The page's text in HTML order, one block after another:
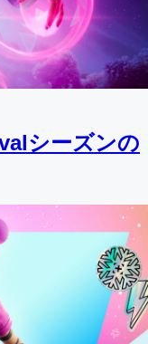
シーズンの